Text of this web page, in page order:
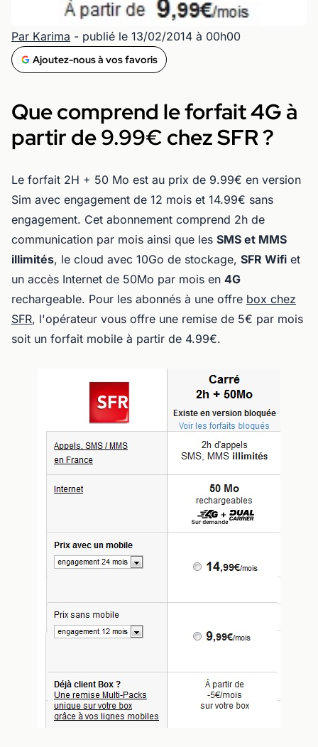
Par Karima - publié le 13/02/2014 à 00h00
Ajoutez-nous à vos favoris
Que comprend le forfait 4G à
partir de 9.99€ chez SFR ?
Le forfait 2H + 50 Mo est au prix de 9.99€ en version
Sim avec engagement de 12 mois et 14.99€ sans
engagement. Cet abonnement comprend 2h de
communication par mois ainsi que les SMS et MMS
illimités, le cloud avec 10Go de stockage, SFR Wifi et
un accès Internet de 50Mo par mois en 4G
rechargeable. Pour les abonnés à une offre box chez
SFR, l'opérateur vous offre une remise de 5€ par mois
soit un forfait mobile à partir de 4.99€.